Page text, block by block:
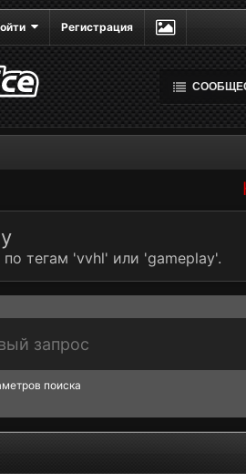
Регистрация
по тегам 'vvhl' или 'gameplay'.
поиска